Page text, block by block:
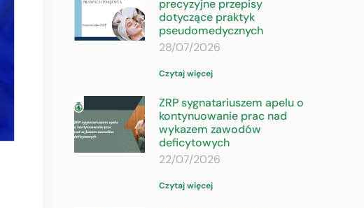
precyzyjne przepisy
dotyczące praktyk
pseudomedycznych
28/07/2026
Czytaj więcej
ZRP sygnatariuszem apelu o
kontynuowanie prac nad
wykazem zawodów
deficytowych
22/07/2026
Czytaj więcej